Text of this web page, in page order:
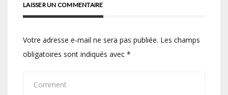
LAISSER UN COMMENTAIRE
Votre adresse e-mail ne sera pas publiée. Les champs
obligatoires sont indiqués avec *